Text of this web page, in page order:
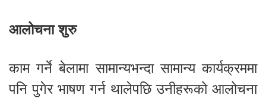
आलोचना शुरु
काम गर्ने बेलामा सामान्यभन्दा सामान्य कार्यक्रममा
पनि पुगेर भाषण गर्न थालेपछि उनीहरूको आलोचना